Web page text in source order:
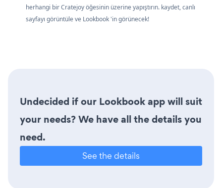
herhangi bir Cratejoy öğesinin üzerine yapıştırın. kaydet, canlı
sayfayı görüntüle ve Lookbook 'in görünecek!
Undecided if our Lookbook app will suit
your needs? We have all the details you
need.
See the details